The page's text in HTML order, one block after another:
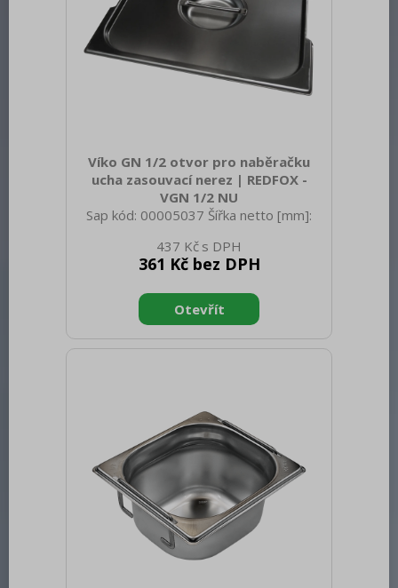
Víko GN 1/2 otvor pro naběračku
ucha zasouvací nerez | REDFOX -
VGN 1/2 NU
Sap kód: 00005037 Šířka netto [mm]:
netto [mm]: 20 Hmotnost netto [kg]:
0.60 Šířka brutto [mm]: 550 Hloubka
300 Hmotnost brutto [kg]: 0.70
Materiál: Nerez Těsnění: Ne Úchyty: Ano
Vnější barva zařízení: Nerezové Velikost
437 Kč
361 Kč bez DPH